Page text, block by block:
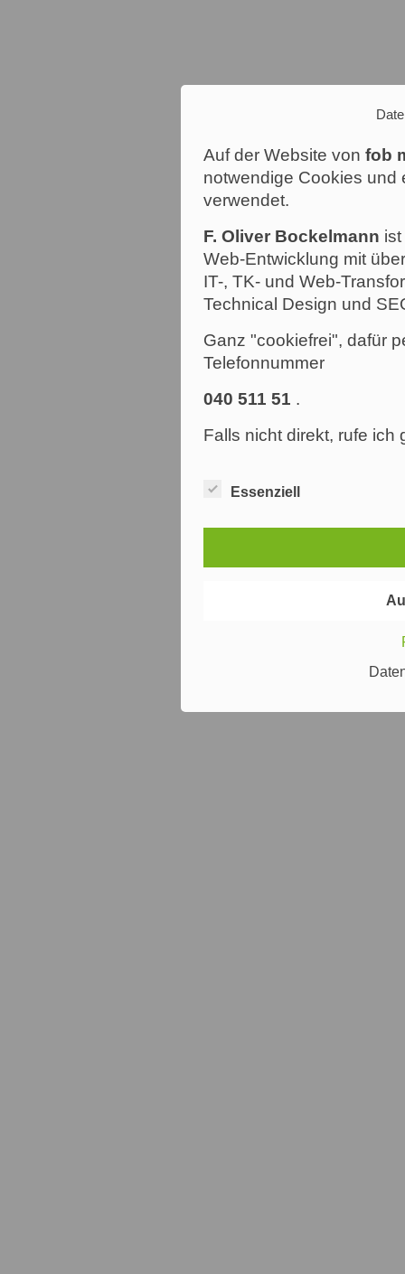
Auf der Website von fob
notwendige Cookies und
verwendet.
F. Oliver Bockelmann
Web-Entwicklung mit
IT-, TK- und Web-
Technical Design und
Ganz "cookiefrei", dafür
Telefonnummer
040 511 51 .
Falls nicht direkt, rufe ich
Essenziell